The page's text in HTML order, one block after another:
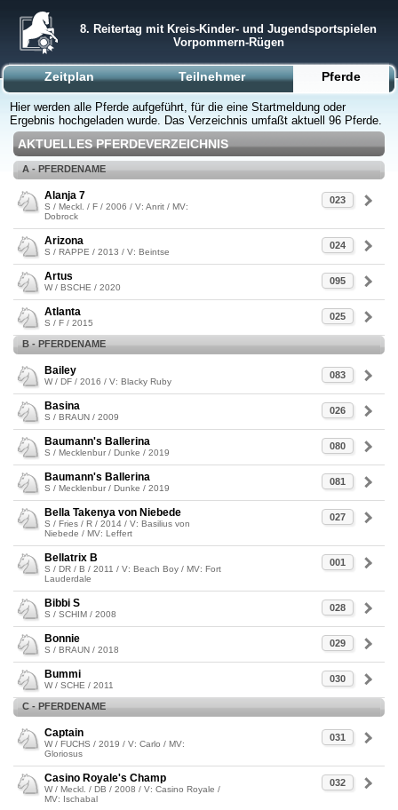
8. Reitertag mit Kreis-Kinder- und Jugendsportspielen
Vorpommern-Rügen
Zeitplan Teilnehmer Pferde
Hier werden alle Pferde aufgeführt, für die eine Startmeldung oder
Ergebnis hochgeladen wurde. Das Verzeichnis umfaßt aktuell 96 Pferde.
AKTUELLES PFERDEVERZEICHNIS
A - PFERDENAME
023
Alanja 7
S / Meckl. / F / 2006 / V: Anrit / MV:
Dobrock
024
Arizona
S / RAPPE / 2013 / V: Beintse
095
Artus
W / BSCHE / 2020
025
Atlanta
S / F / 2015
B - PFERDENAME
083
Bailey
W / DF / 2016 / V: Blacky Ruby
026
Basina
S / BRAUN / 2009
080
Baumann's Ballerina
S / Mecklenbur / Dunke / 2019
081
Baumann's Ballerina
S / Mecklenbur / Dunke / 2019
027
Bella Takenya von Niebede
S / Fries / R / 2014 / V: Basilius von
Niebede / MV: Leffert
001
Bellatrix B
S / DR / B / 2011 / V: Beach Boy / MV: Fort
Lauderdale
028
Bibbi S
S / SCHIM / 2008
029
Bonnie
S / BRAUN / 2018
030
Bummi
W / SCHE / 2011
C - PFERDENAME
031
Captain
W / FUCHS / 2019 / V: Carlo / MV:
Gloriosus
032
Casino Royale's Champ
W / Meckl. / DB / 2008 / V: Casino Royale /
MV: Ischabal